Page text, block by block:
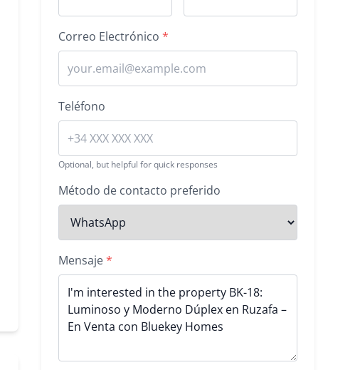
Correo Electrónico *
Teléfono
Optional, but helpful for quick responses
Método de contacto preferido
Mensaje*